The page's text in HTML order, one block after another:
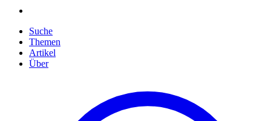
Suche
Themen
Artikel
Über